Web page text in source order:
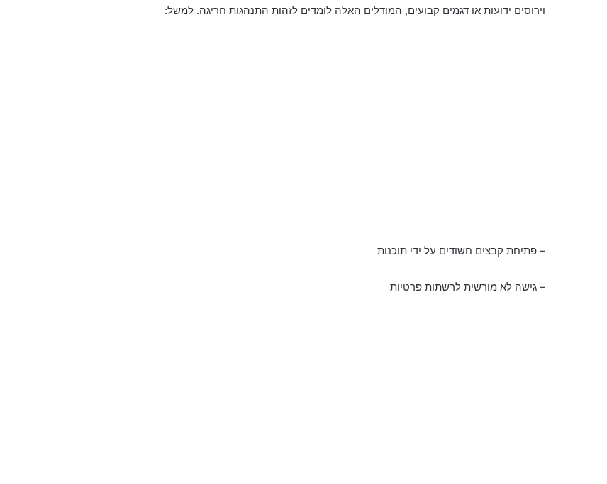
וירוסים ידועות או דגמים קבועים, המודלים האלה לומדים לזהות התנהגות חריגה. למשל:
– פתיחת קבצים חשודים על ידי תוכנות
– גישה לא מורשית לרשתות פרטיות